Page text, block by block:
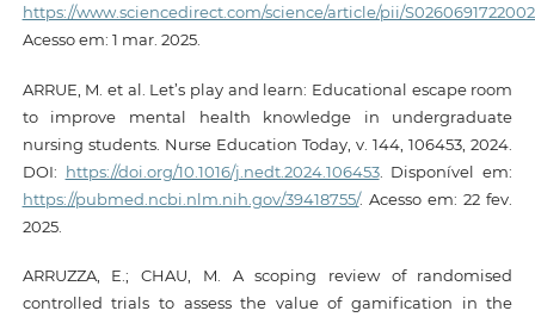
https://www.sciencedirect.com/science/article/pii/
Acesso em: 1 mar. 2025.
ARRUE, M. et al. Let’s play and learn: Educational escape room
to improve mental health knowledge in undergraduate
nursing students. Nurse Education Today, v. 144, 106453, 2024.
DOI: https://doi.org/10.1016/j.nedt.2024.106453. Disponível em:
https://pubmed.ncbi.nlm.nih.gov/39418755/. Acesso em: 22 fev.
2025.
ARRUZZA, E.; CHAU, M. A scoping review of randomised
controlled trials to assess the value of gamification in the